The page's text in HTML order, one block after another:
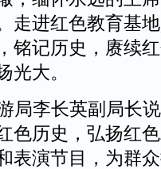
走进红色教育基
铭记历史，赓续
光大。
局李长英副局长
色历史，弘扬红
表演节目，为群